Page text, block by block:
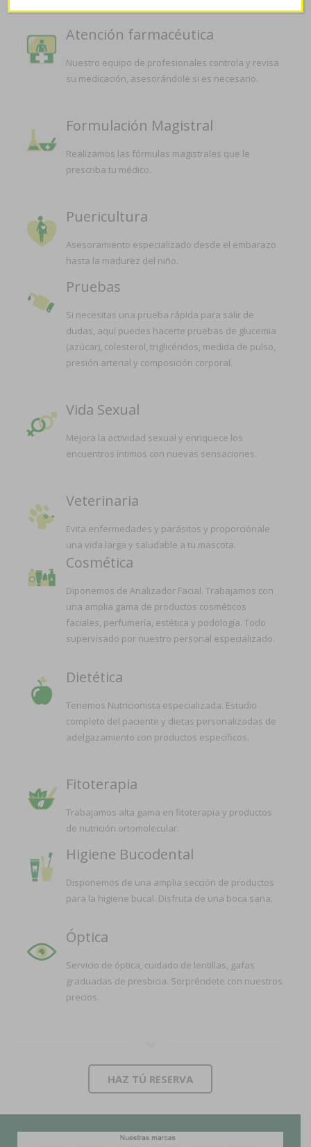
Atención farmacéutica
Nuestro equipo de profesionales controla y revisa
su medicación, asesorándole si es necesario.
Formulación Magistral
Realizamos las fórmulas magistrales que le
prescriba tu médico.
Puericultura
Asesoramiento especializado desde el embarazo
hasta la madurez del niño.
Pruebas
Si necesitas una prueba rápida para salir de
dudas, aquí puedes hacerte pruebas de glucemia
(azúcar), colesterol, triglicéridos, medida de pulso,
presión arterial y composición corporal.
Vida Sexual
Mejora la actividad sexual y enriquece los
encuentros íntimos con nuevas sensaciones.
Veterinaria
Evita enfermedades y parásitos y proporciónale
una vida larga y saludable a tu mascota.
Cosmética
Diponemos de Analizador Facial. Trabajamos con
una amplia gama de productos cosméticos
faciales, perfumería, estética y podología. Todo
supervisado por nuestro personal especializado.
Dietética
Tenemos Nutricionista especializada. Estudio
completo del paciente y dietas personalizadas de
adelgazamiento con productos específicos.
Fitoterapia
Trabajamos alta gama en fitoterapia y productos
de nutrición ortomolecular.
Higiene Bucodental
Disponemos de una amplia sección de productos
para la higiene bucal. Disfruta de una boca sana.
Óptica
Servicio de óptica, cuidado de lentillas, gafas
graduadas de presbicia. Sorpréndete con nuestros
precios.
HAZ TÚ RESERVA